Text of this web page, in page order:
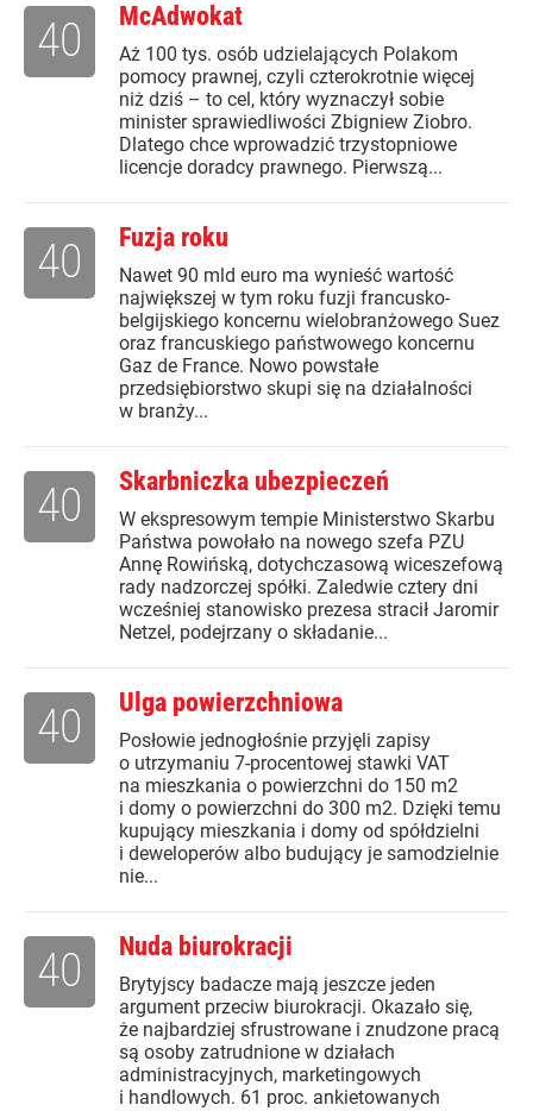
McAdwokat
Aż 100 tys. osób udzielających Polakom
pomocy prawnej, czyli czterokrotnie więcej
niż dziś – to cel, który wyznaczył sobie
minister sprawiedliwości Zbigniew Ziobro.
Dlatego chce wprowadzić trzystopniowe
licencje doradcy prawnego. Pierwszą...
40
Fuzja roku
Nawet 90 mld euro ma wynieść wartość
największej w tym roku fuzji francusko-
belgijskiego koncernu wielobranżowego Suez
oraz francuskiego państwowego koncernu
Gaz de France. Nowo powstałe
przedsiębiorstwo skupi się na działalności
w branży...
40
Skarbniczka ubezpieczeń
W ekspresowym tempie Ministerstwo Skarbu
Państwa powołało na nowego szefa PZU
Annę Rowińską, dotychczasową wiceszefową
rady nadzorczej spółki. Zaledwie cztery dni
wcześniej stanowisko prezesa stracił Jaromir
Netzel, podejrzany o składanie...
40
Ulga powierzchniowa
Posłowie jednogłośnie przyjęli zapisy
o utrzymaniu 7-procentowej stawki VAT
na mieszkania o powierzchni do 150 m2
i domy o powierzchni do 300 m2. Dzięki temu
kupujący mieszkania i domy od spółdzielni
i deweloperów albo budujący je samodzielnie
nie...
40
Nuda biurokracji
Brytyjscy badacze mają jeszcze jeden
argument przeciw biurokracji. Okazało się,
że najbardziej sfrustrowane i znudzone pracą
są osoby zatrudnione w działach
administracyjnych, marketingowych
i handlowych. 61 proc. ankietowanych
40